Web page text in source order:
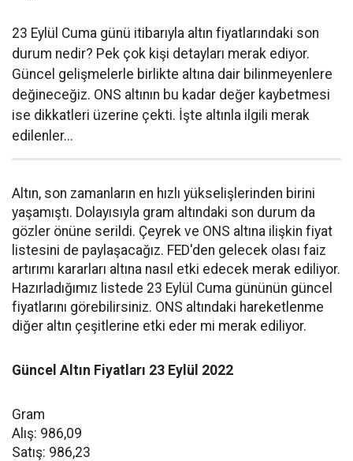
23 Eylül Cuma günü itibarıyla altın fiyatlarındaki son
durum nedir? Pek çok kişi detayları merak ediyor.
Güncel gelişmelerle birlikte altına dair bilinmeyenlere
değineceğiz. ONS altının bu kadar değer kaybetmesi
ise dikkatleri üzerine çekti. İşte altınla ilgili merak
edilenler...
Altın, son zamanların en hızlı yükselişlerinden birini
yaşamıştı. Dolayısıyla gram altındaki son durum da
gözler önüne serildi. Çeyrek ve ONS altına ilişkin fiyat
listesini de paylaşacağız. FED'den gelecek olası faiz
artırımı kararları altına nasıl etki edecek merak ediliyor.
Hazırladığımız listede 23 Eylül Cuma gününün güncel
fiyatlarını görebilirsiniz. ONS altındaki hareketlenme
diğer altın çeşitlerine etki eder mi merak ediliyor.
Güncel Altın Fiyatları 23 Eylül 2022
Gram
Alış: 986,09
Satış: 986,23